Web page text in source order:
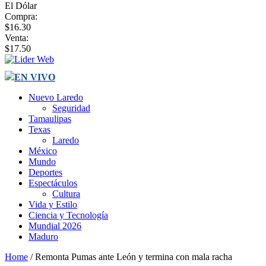
El Dólar
Compra:
$16.30
Venta:
$17.50
EN VIVO
Nuevo Laredo
Seguridad
Tamaulipas
Texas
Laredo
México
Mundo
Deportes
Espectáculos
Cultura
Vida y Estilo
Ciencia y Tecnología
Mundial 2026
Maduro
Home / Remonta Pumas ante León y termina con mala racha